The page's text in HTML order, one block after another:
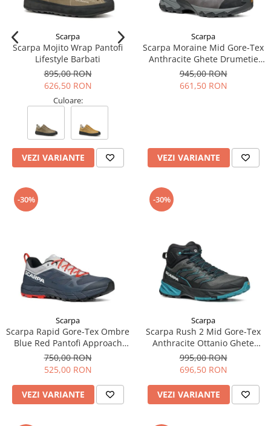
Scarpa
Scarpa Mojito Wrap Pantofi
Lifestyle Barbati
895,00 RON
626,50 RON
Culoare:
VEZI VARIANTE
Scarpa
Scarpa Moraine Mid Gore-Tex
Anthracite Ghete Drumetie
Barbati
945,00 RON
661,50 RON
VEZI VARIANTE
-30%
Scarpa
Scarpa Rapid Gore-Tex Ombre
Blue Red Pantofi Approach
Barbati
750,00 RON
525,00 RON
VEZI VARIANTE
-30%
Scarpa
Scarpa Rush 2 Mid Gore-Tex
Anthracite Ottanio Ghete
Drumetie Barbati
995,00 RON
696,50 RON
VEZI VARIANTE